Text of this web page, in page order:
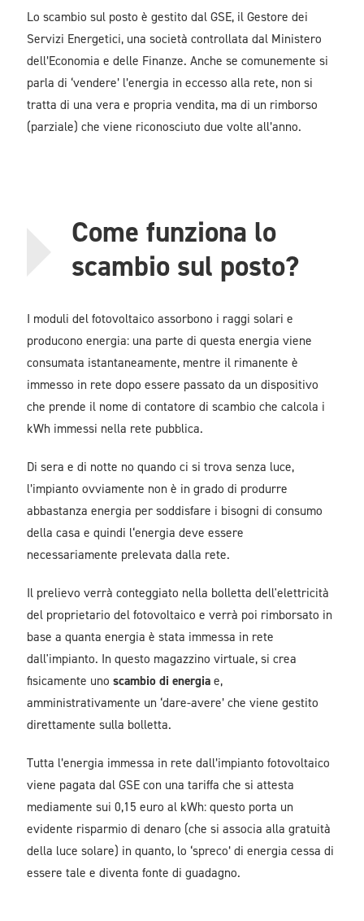
Lo scambio sul posto è gestito dal GSE, il Gestore dei
Servizi Energetici, una società controllata dal Ministero
dell’Economia e delle Finanze. Anche se comunemente si
parla di ‘vendere’ l’energia in eccesso alla rete, non si
tratta di una vera e propria vendita, ma di un rimborso
(parziale) che viene riconosciuto due volte all’anno.
Come funziona lo
scambio sul posto?
I moduli del fotovoltaico assorbono i raggi solari e
producono energia: una parte di questa energia viene
consumata istantaneamente, mentre il rimanente è
immesso in rete dopo essere passato da un dispositivo
che prende il nome di contatore di scambio che calcola i
kWh immessi nella rete pubblica.
Di sera e di notte no quando ci si trova senza luce,
l’impianto ovviamente non è in grado di produrre
abbastanza energia per soddisfare i bisogni di consumo
della casa e quindi l‘energia deve essere
necessariamente prelevata dalla rete.
Il prelievo verrà conteggiato nella bolletta dell'elettricità
del proprietario del fotovoltaico e verrà poi rimborsato in
base a quanta energia è stata immessa in rete
dall'impianto. In questo magazzino virtuale, si crea
fisicamente uno scambio di energiae,
amministrativamente un ‘dare-avere’ che viene gestito
direttamente sulla bolletta.
Tutta l’energia immessa in rete dall’impianto fotovoltaico
viene pagata dal GSE con una tariffa che si attesta
mediamente sui 0,15 euro al kWh: questo porta un
evidente risparmio di denaro (che si associa alla gratuità
della luce solare) in quanto, lo ‘spreco’ di energia cessa di
essere tale e diventa fonte di guadagno.